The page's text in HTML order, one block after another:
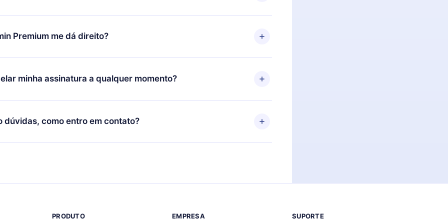
só se aplicará a partir do próximo período de cobrança. Por
decidiu mudar sua assinatura mensal para anual, após confirmar a
o plano anual, o novo plano só será aplicado e cobrado após o aniversário
Premium me dá direito?
é um plano que te garante acesso a toda nossa biblioteca de 2500+
em 3 línguas (Inglês, espanhol e português) que você pode ler ou
momento através do nosso aplicativo disponível para iOS, Android e
minha assinatura a qualquer momento?
por não renovar sua assinatura do 12min, você pode cancelar a
e o próximo ciclo de cobrança não ocorrerá.
dúvidas, como entro em contato?
para entrar em contato porsupport@12min.com.
PRODUTO EMPRESA SUPORTE